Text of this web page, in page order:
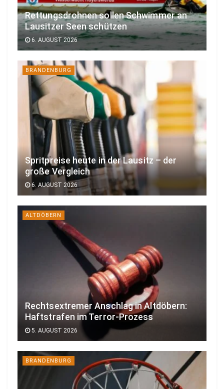
Rettungsdrohnen sollen Schwimmer an
Lausitzer Seen schützen
6. AUGUST 2026
BRANDENBURG
Spritpreise heute in der Lausitz – der
große Vergleich
6. AUGUST 2026
ALTDÖBERN
Rechtsextremer Anschlag in Altdöbern:
Haftstrafen im Terror-Prozess
5. AUGUST 2026
BRANDENBURG